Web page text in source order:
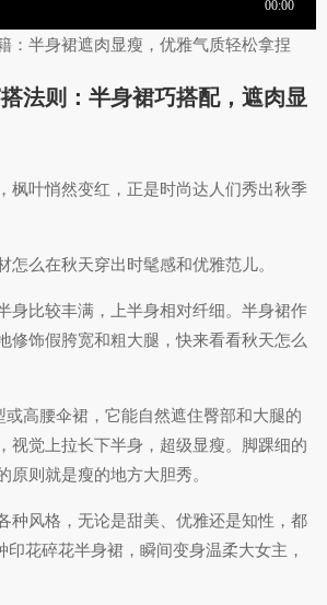
：半身裙遮肉显瘦，优雅气质轻松拿捏
法则：半身裙巧搭配，遮肉显
枫叶悄然变红，正是时尚达人们秀出秋季
怎么在秋天穿出时髦感和优雅范儿。
身比较丰满，上半身相对纤细。半身裙作
修饰假胯宽和粗大腿，快来看看秋天怎么
高腰伞裙，它能自然遮住臀部和大腿的
视觉上拉长下半身，超级显瘦。脚踝细的
原则就是瘦的地方大胆秀。
种风格，无论是甜美、优雅还是知性，都
印花碎花半身裙，瞬间变身温柔大女主，